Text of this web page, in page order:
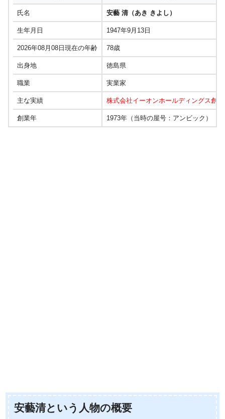
氏名 安藝 清（あき きよし）
生年月日 1947年9月13日
2026年08月08日現在の年齢 78歳
出身地 徳島県
職業 実業家
主な実績 株式会社イーオンホールディングス創
創業年 1973年（当時の屋号：アンビック）
安藝清という人物の概要